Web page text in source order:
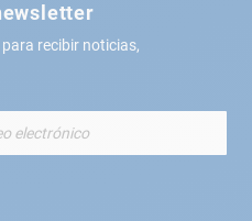
recibir noticias,